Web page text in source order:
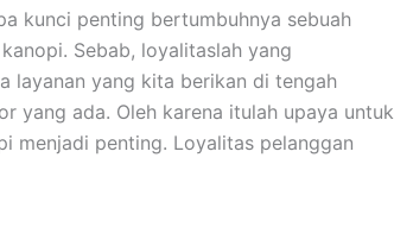
kunci penting bertumbuhnya sebuah
Sebab, loyalitaslah yang
layanan yang kita berikan di tengah
yang ada. Oleh karena itulah upaya untuk
menjadi penting. Loyalitas pelanggan